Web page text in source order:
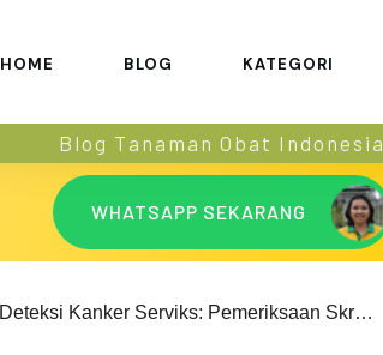
HOME BLOG KATEGORI
Blog Tanaman Obat Indonesia
WHATSAPP SEKARANG
Deteksi Kanker Serviks: Pemeriksaan Skrining & Kenali Gejala-Gejalanya